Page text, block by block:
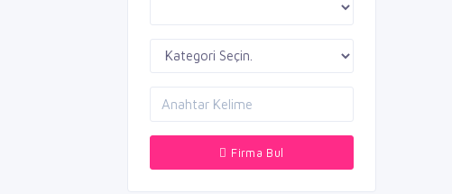
Firma Bul